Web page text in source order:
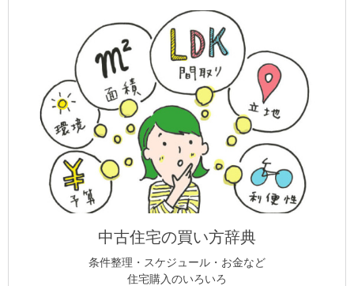
中古住宅の買い方辞典
条件整理・スケジュール・お金など
住宅購入のいろいろ